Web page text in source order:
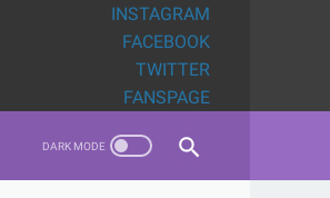
INSTAGRAM
FACEBOOK
TWITTER
FANSPAGE